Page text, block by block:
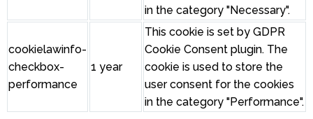
in the category "Necessary".
cookielawinfo-
checkbox-
performance
1 year
This cookie is set by GDPR
Cookie Consent plugin. The
cookie is used to store the
user consent for the cookies
in the category "Performance".